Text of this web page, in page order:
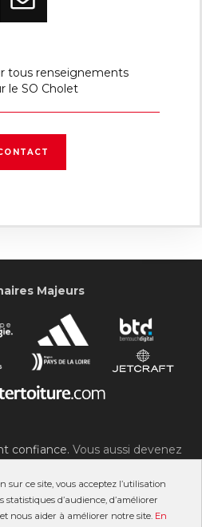
ce site, vous acceptez l’utilisation
statistiques d’audience, d’améliorer
nous aider à améliorer notre site. En
tous renseignements
le SO Cholet
Majeurs
confiance. Vous aussi devenez